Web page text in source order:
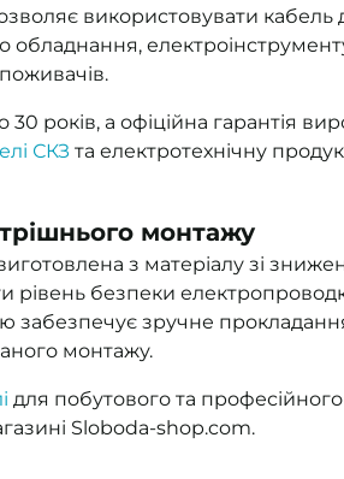
використовувати кабель
років, а офіційна гарантія
СКЗ та електротехнічну
монтажу
з матеріалу зі
рівень безпеки
зручне
монтажу.
для побутового та професійного
Sloboda-shop.com.